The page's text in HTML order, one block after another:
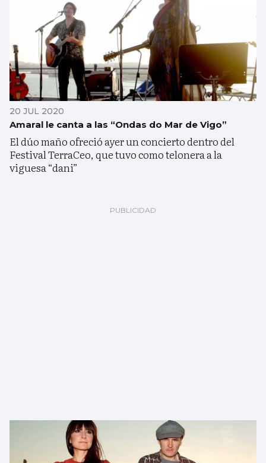
20 JUL 2020
Amaral le canta a las “Ondas do Mar de Vigo”
El dúo maño ofreció ayer un concierto dentro del
Festival TerraCeo, que tuvo como telonera a la
viguesa “dani”